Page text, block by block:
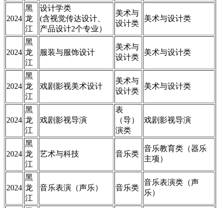
2024
黑
龙
江
设计学类
(含视觉传达设计、
产品设计2个专业）
美术与
设计类
美术与设计类
2024
黑
龙
江
服装与服饰设计
美术与
设计类
美术与设计类
2024
黑
龙
江
戏剧影视美术设计
美术与
设计类
美术与设计类
2024
黑
龙
江
戏剧影视导演
表
（导）
演类
戏剧影视导演
2024
黑
龙
江
艺术与科技 音乐类
音乐教育类（器乐
主项）
2024
黑
龙
江
音乐表演（声乐） 音乐类
音乐表演类（声
乐）